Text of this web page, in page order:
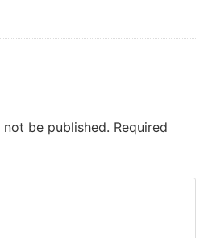
be published. Required